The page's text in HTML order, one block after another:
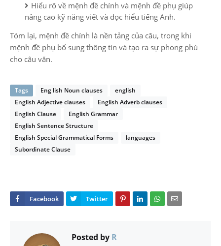
Hiểu rõ về mệnh đề chính và mệnh đề phụ giúp
nâng cao kỹ năng viết và đọc hiểu tiếng Anh.
Tóm lại, mệnh đề chính là nền tảng của câu, trong khi
mệnh đề phụ bổ sung thông tin và tạo ra sự phong phú
cho câu văn.
Tags Eng lish Noun clauses
english
English Adjective clauses
English Adverb clauses
English Clause
English Grammar
English Sentence Structure
English Special Grammatical Forms
languages
Subordinate Clause
Posted by R